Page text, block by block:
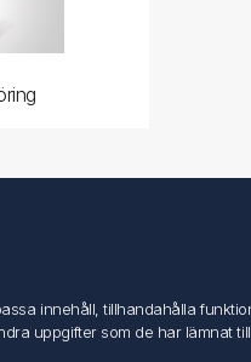
innehåll, tillhandahålla
uppgifter som de har lämnat